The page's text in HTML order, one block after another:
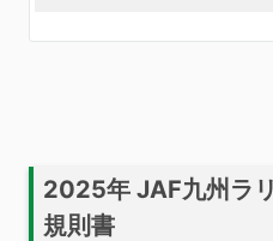
2025年 JAF九州ラ
規則書